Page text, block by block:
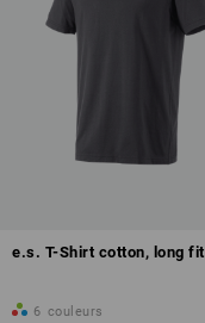
e.s. T-Shirt cotton, long fit
6 couleurs